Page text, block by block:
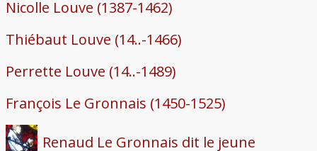
Nicolle Louve (1387-1462)
Thiébaut Louve (14..-1466)
Perrette Louve (14..-1489)
François Le Gronnais (1450-1525)
Renaud Le Gronnais dit le jeune